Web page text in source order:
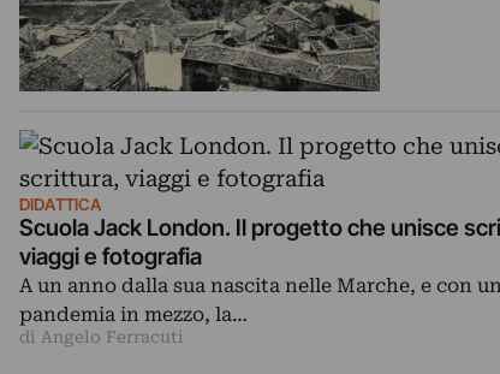
DIDATTICA
Scuola Jack London. Il progetto che unisce
viaggi e fotografia
A un anno dalla sua nascita nelle Marche, e con
pandemia in mezzo, la…
di Angelo Ferracuti